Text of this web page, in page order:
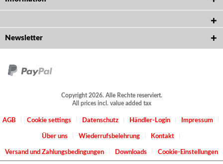
Newsletter
Copyright 2026. Alle Rechte reserviert.
All prices incl. value added tax
AGB Cookie settings Datenschutz Händler-Login Impressum
Über uns Wiederrufsbelehrung Kontakt
Versand und Zahlungsbedingungen Downloads Cookie-Einstellungen